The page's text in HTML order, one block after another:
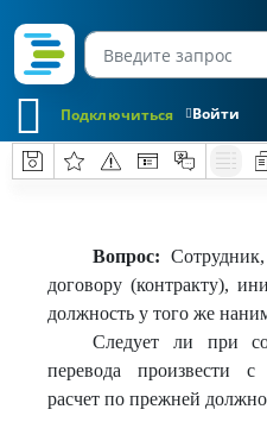
Войти
Подключиться
Вопрос:
договору (контракту),
должность у того же
Следует ли при
перевода произвести с
расчет по прежней